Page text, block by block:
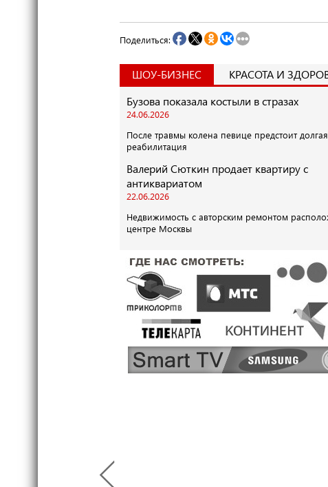
Поделиться:
ШОУ-БИЗНЕС КРАСОТА И
Бузова показала костыли в стразах
24.06.2026
После травмы колена певице предстоит долгая
реабилитация
Валерий Сюткин продает квартиру с
антиквариатом
22.06.2026
Недвижимость с авторским ремонтом
центре Москвы